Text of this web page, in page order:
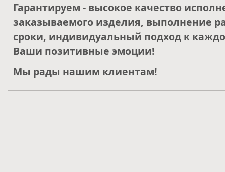
Гарантируем - высокое качество
заказываемого изделия, выполнение
сроки, индивидуальный подход к
Ваши позитивные эмоции!
Мы рады нашим клиентам!